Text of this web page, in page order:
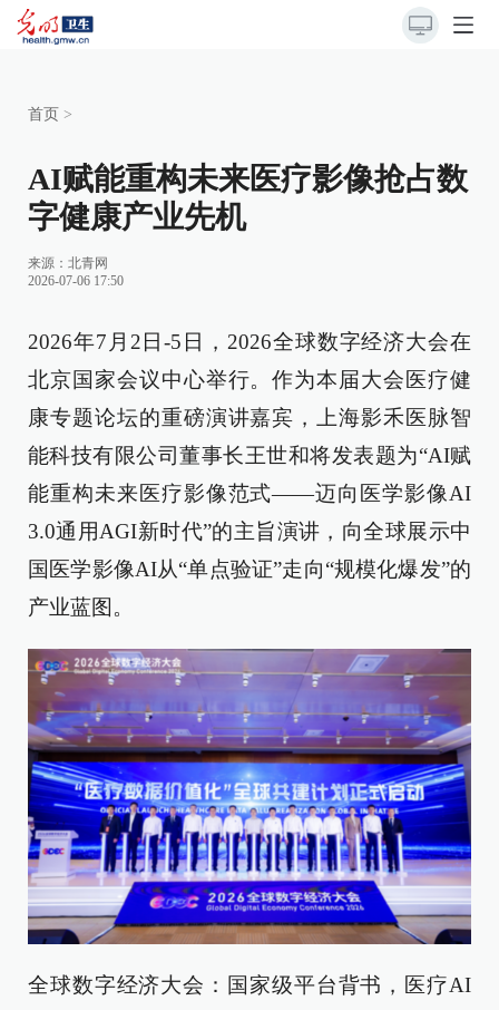
首页 >
AI赋能重构未来医疗影像抢占数
字健康产业先机
来源： 北青网
2026-07-06 17:50
2026年7月2日-5日，2026全球数字经济大会在
北京国家会议中心举行。作为本届大会医疗健
康专题论坛的重磅演讲嘉宾，上海影禾医脉智
能科技有限公司董事长王世和将发表题为“AI赋
能重构未来医疗影像范式——迈向医学影像AI
3.0通用AGI新时代”的主旨演讲，向全球展示中
国医学影像AI从“单点验证”走向“规模化爆发”的
产业蓝图。
全球数字经济大会：国家级平台背书，医疗AI